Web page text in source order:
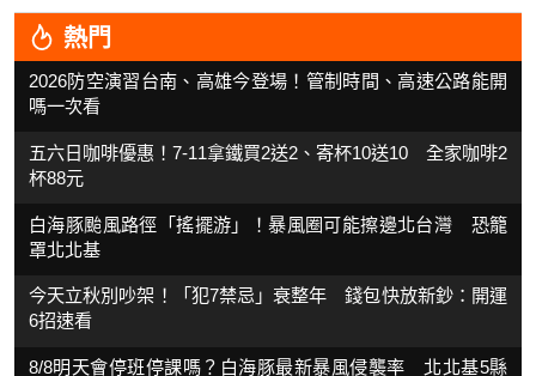
熱門
2026防空演習台南、高雄今登場！管制時間、高速公路能開
嗎一次看
五六日咖啡優惠！7-11拿鐵買2送2、寄杯10送10 全家咖啡2
杯88元
白海豚颱風路徑「搖擺游」！暴風圈可能擦邊北台灣 恐籠
罩北北基
今天立秋別吵架！「犯7禁忌」衰整年 錢包快放新鈔：開運
6招速看
8/8明天會停班停課嗎？白海豚最新暴風侵襲率 北北基5縣